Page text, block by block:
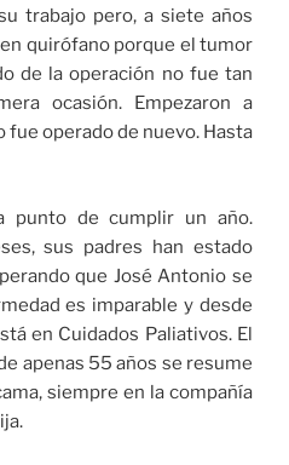
trabajo pero, a siete años
quirófano porque el tumor
de la operación no fue tan
ocasión. Empezaron a
fue operado de nuevo. Hasta
punto de cumplir un año.
sus padres han estado
que José Antonio se
es imparable y desde
en Cuidados Paliativos. El
apenas 55 años se resume
siempre en la compañía